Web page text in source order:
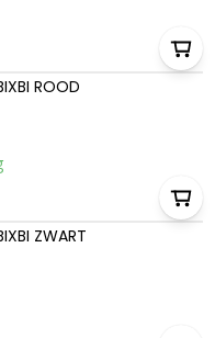
ROOD
ZWART